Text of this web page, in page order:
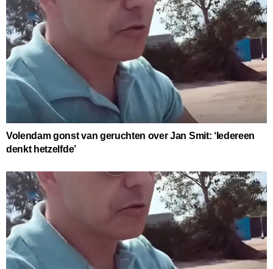
Volendam gonst van geruchten over Jan Smit: ‘Iedereen
denkt hetzelfde’